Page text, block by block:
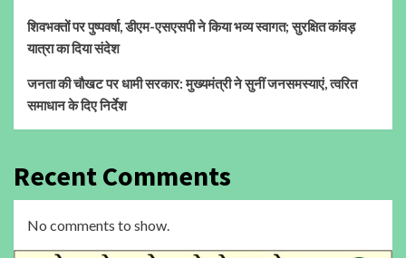
शिवभक्तों पर पुष्पवर्षा, डीएम-एसएसपी ने किया भव्य स्वागत; सुरक्षित कांवड़
यात्रा का दिया संदेश
जनता की चौखट पर धामी सरकार: मुख्यमंत्री ने सुनीं जनसमस्याएं, त्वरित
समाधान के दिए निर्देश
Recent Comments
No comments to show.